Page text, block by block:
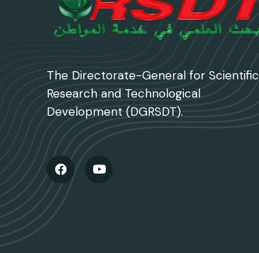
The Directorate-General for Scientific
Research and Technological
Development (DGRSDT).